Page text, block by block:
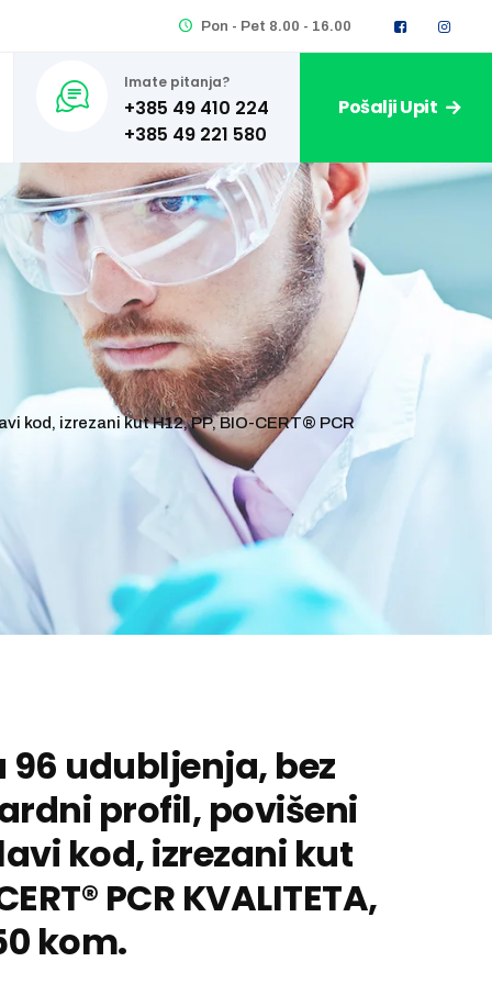
Pon - Pet 8.00 - 16.00
Imate pitanja?
+385 49 410 224 Pošalji Upit
kod, izrezani kut H12, PP, BIO-CERT® PCR
96 udubljenja, bez
profil, povišeni
kod, izrezani kut
PCR KVALITETA,
kom.